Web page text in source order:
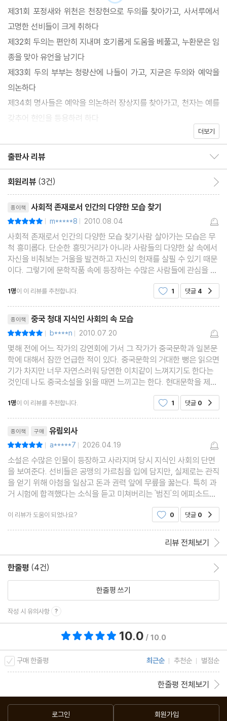
지식인들을 날카롭게 꼬집는다. 그런 의미에서 이 작품은 병든 사회
제도 전반에 대한 고발이자 그 속에서 무력하게 스러져가는 개별 지
식인들의 실상에 대한 비판이다. 작품 전체에 비판과 풍자가 녹아 있
는 이 작품을 통해 청대 사회상과 문화를 살펴볼 수 있을 것이다.
제31회 포정새와 위천은 천장현으로 두의를 찾아가고, 사서루에서
고명한 선비들이 크게 취하다
제32회 두의는 편안히 지내며 호기롭게 도움을 베풀고, 누환문은 임
종을 맞아 유언을 남기다
제33회 두의 부부는 청량산에 나들이 가고, 지균은 두의와 예악을
의논하다
제34회 명사들은 예악을 의논하러 장상지를 찾아가고, 천자는 예를
갖추어 현인을 등용하려 하다
제35회 천자는 장상지를 불러 치국의 도를 묻고, 장상지는 관직을
제36회 상숙현에서 참된 선비 우육덕이 탄생하고, 태백사에서 명사
와 현인이 제사를 주재하다
제37회 남경에서 성현들께 제사를 올려 예악을 다시 세우고, 서촉
으로 부친을 찾아가는 곽역을 전송하다
제38회 곽역은 깊은 산중에서 호랑이를 만나고, 감로암의 스님은
외나무다리에서 원수를 만나다
제39회 소채는 명월령에서 어려움에 빠진 이를 구해주고, 소보 평
치는 청풍성에서 승전고를 울리다
제40회 소채는 광무산에서 설경을 감상하고 심경지는 이섭교에서
제41회 장결은 진회하에서 옛일을 이야기하고, 심경지는 강도현으
로 압송되다
제42회 탕 공자들은 기루에서 과거 시험장을 이야기하고, 하인이
묘강에서 소식을 전하다
제43회 탕주 장군은 야양당에서 큰 싸움을 벌이고, 묘족 추장은 가
제44회 탕주는 공을 이루고 고향으로 돌아가고, 여특은 술을 마시
제46회 삼산문에서 우육덕을 떠나보내고 오하현은 부와 권세에 눈
이 멀다
제47회 우양은 현무각을 다시 세우고, 염상 방씨는 절효사에서 떠
들썩한 잔치를 열다
제48회 휘주부의 열부는 남편을 따라 죽고, 태백사에 간 유생 왕온
제50회 가짜 관리 만리는 길거리에서 볼썽사나운 꼴을 당하고 참된
의인 봉명기는 벗을 대신해 관직을 구해 주다
제51회 젊은 여인은 비단 장수를 속여 돈을 뜯고 장사 봉명기는 흥
이 나서 관아의 형벌을 시험하다
제52회 호 공자는 무예를 겨루다가 부상을 당하고, 봉명기는 전당
포를 부수고 빚을 받아내다
제53회 눈 내리는 밤 국공부에선 진목남을 대접하고, 등불 밝힌 내
빈루에서 빙낭은 악몽에 놀라 깨다
제54회 병약한 가인 빙낭은 기루에서 운명을 점치고, 얼치기 명사
더보기
출판사 리뷰
회원리뷰 (3건)
종이책 사회적 존재로서 인간의 다양한 모습 찾기
| m*****8 | 2010.08.04
사회적 존재로서 인간의 다양한 모습 찾기사람 살아가는 모습은 무
척 흥미롭다. 단순한 흥밋거리가 아니라 사람들의 다양한 삶 속에서
자신을 비춰보는 거울을 발견하고 자신의 현재를 살필 수 있기 때문
이다. 그렇기에 문학작품 속에 등장하는 수많은 사람들에 관심을 가
지는 것이리라.유림외사는 이전의 중국 4대기사와는 조금 다른 특
색을 보인다. 먼저 저자의 신분이 분명한 점과 이
1명이 이 리뷰를 추천합니다. 1 댓글 4
종이책 중국 청대 지식인 사회의 속 모습
| b****n | 2010.07.20
몇해 전에 어느 작가의 강연회에 가서 그 작가가 중국문학과 일본문
학에 대해서 잠깐 언급한 적이 있다. 중국문학의 거대한 뻥은 읽으면
기가 차지만 너무 자연스러워 당연한 이치같이 느껴지기도 한다는
것인데 나도 중국소설을 읽을 때면 느끼고는 한다. 현대문학을 제외
하고는 거의 모든 작품에서 그런 듯하다. 이 책. 유림외사는 그런
뻥을 능수능란하게 행하는 온갖 인물 군
1명이 이 리뷰를 추천합니다. 1 댓글 0
종이책 구매 유림외사
| a*****7 | 2026.04.19
소설은 수많은 인물이 등장하고 사라지며 당시 지식인 사회의 단면
을 보여준다. 선비들은 공맹의 가르침을 입에 담지만, 실제로는 관직
을 얻기 위해 아첨을 일삼고 돈과 권력 앞에 무릎을 꿇는다. 특히 과
거 시험에 합격했다는 소식을 듣고 미쳐버리는 '범진'의 에피소드가
대표적이다. 평생을 멸시받던 가난한 선비가 권력을 쥐는 순간 주변
의 대우가 180도 바뀌는 장면은, 인간의 가치
이 리뷰가 도움이 되었나요? 0 댓글 0
리뷰 전체보기
한줄평 (4건)
한줄평 쓰기
작성 시 유의사항
10.0 / 10.0
구매 한줄평 최근순 추천순 별점순
한줄평 전체보기
로그인 회원가입